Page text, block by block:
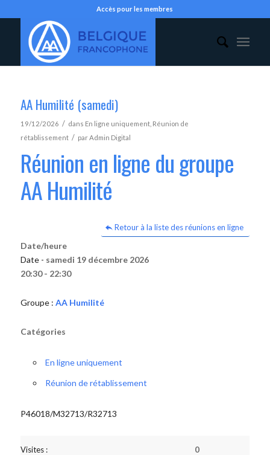
Accès pour les membres
AA Humilité (samedi)
19/12/2026 / dans En ligne uniquement, Réunion de
rétablissement / parAdmin Digital
Réunion en ligne du groupe
AA Humilité
Retour à la liste des réunions en ligne
Date/heure
Date - samedi 19 décembre 2026
20:30 - 22:30
Groupe : AA Humilité
Catégories
En ligne uniquement
Réunion de rétablissement
P46018/M32713/R32713
Visites : 0